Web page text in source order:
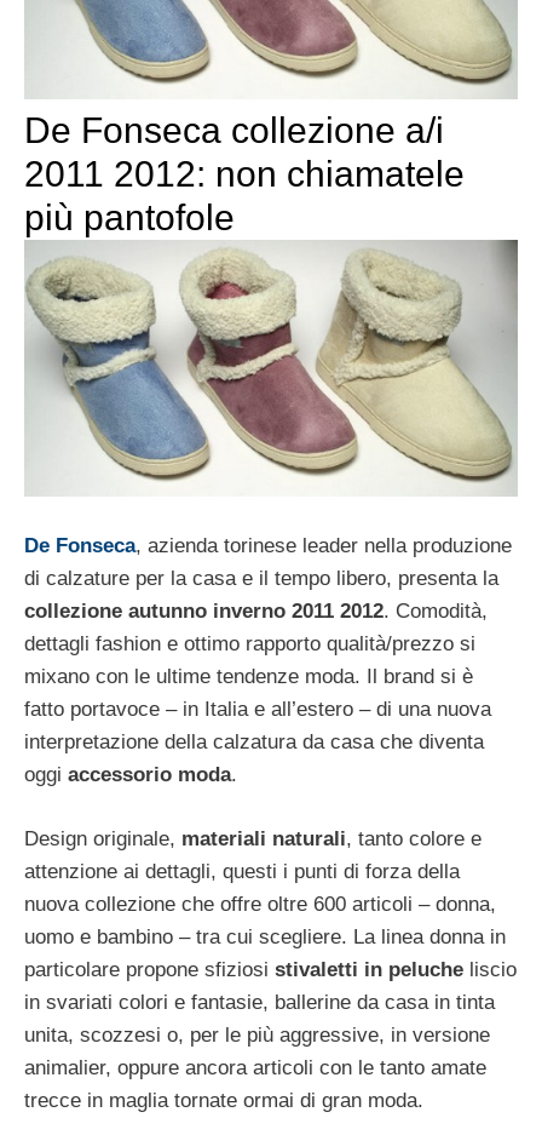
De Fonseca collezione a/i
2011 2012: non chiamatele
più pantofole
De Fonseca, azienda torinese leader nella produzione
di calzature per la casa e il tempo libero, presenta la
collezione autunno inverno 2011 2012. Comodità,
dettagli fashion e ottimo rapporto qualità/prezzo si
mixano con le ultime tendenze moda. Il brand si è
fatto portavoce – in Italia e all’estero – di una nuova
interpretazione della calzatura da casa che diventa
oggi accessorio moda.
Design originale, materiali naturali, tanto colore e
attenzione ai dettagli, questi i punti di forza della
nuova collezione che offre oltre 600 articoli – donna,
uomo e bambino – tra cui scegliere. La linea donna in
particolare propone sfiziosi stivaletti in peluche liscio
in svariati colori e fantasie, ballerine da casa in tinta
unita, scozzesi o, per le più aggressive, in versione
animalier, oppure ancora articoli con le tanto amate
trecce in maglia tornate ormai di gran moda.